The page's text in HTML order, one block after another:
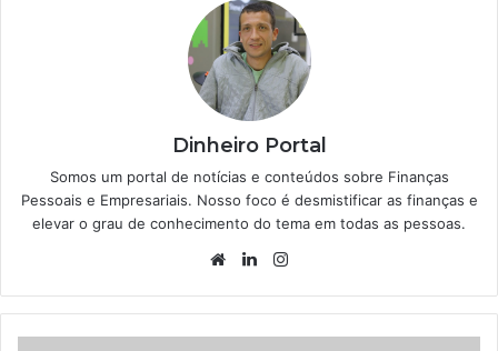
Dinheiro Portal
Somos um portal de notícias e conteúdos sobre Finanças
Pessoais e Empresariais. Nosso foco é desmistificar as finanças e
elevar o grau de conhecimento do tema em todas as pessoas.
WebsiteLinkedin